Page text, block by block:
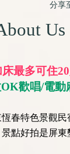
分享
Us
最多可住
歡唱/電動
春特色景觀
點好拍是屏